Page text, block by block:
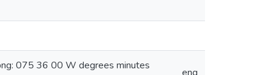
075 36 00 W degrees minutes